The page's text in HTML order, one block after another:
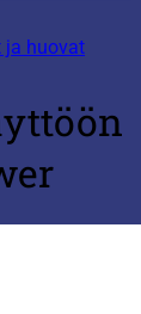
ja huovat